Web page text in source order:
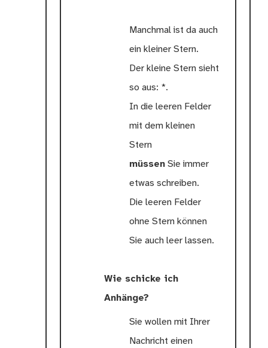
Manchmal ist da auch
ein kleiner Stern.
Der kleine Stern sieht
so aus: *.
In die leeren Felder
mit dem kleinen
Stern
müssenSie immer
etwas schreiben.
Die leeren Felder
ohne Stern können
Sie auch leer lassen.
Wie schicke ich
Anhänge?
Sie wollen mit Ihrer
Nachricht einen